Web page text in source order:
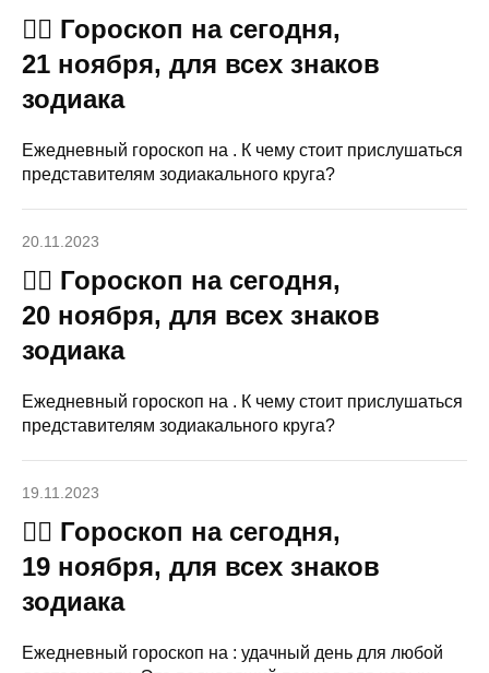
🧙‍♀ Гороскоп на сегодня,
21 ноября, для всех знаков
зодиака
Ежедневный гороскоп на . К чему стоит прислушаться
представителям зодиакального круга?
20.11.2023
🧙‍♀ Гороскоп на сегодня,
20 ноября, для всех знаков
зодиака
Ежедневный гороскоп на . К чему стоит прислушаться
представителям зодиакального круга?
19.11.2023
🧙‍♀ Гороскоп на сегодня,
19 ноября, для всех знаков
зодиака
Ежедневный гороскоп на : удачный день для любой